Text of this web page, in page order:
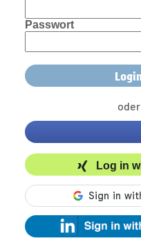
Passwort
oder
Log in